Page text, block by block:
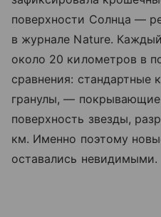
поверхности Солнца —
в журнале Nature.
около 20 километров в
сравнения: стандартные
гранулы, —
поверхность звезды,
км. Именно поэтому
оставались невидимыми.